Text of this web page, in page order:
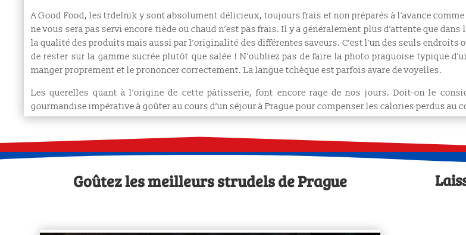
A Good Food, les trdelnik y sont absolument délicieux, toujours frais et non préparés à l’avance
ne vous sera pas servi encore tiède ou chaud n’est pas frais. Il y a généralement plus d’attente que
la qualité des produits mais aussi par l’originalité des différentes saveurs. C’est l’un des seuls
de rester sur la gamme sucrée plutôt que salée ! N’oubliez pas de faire la photo praguoise typique
manger proprement et le prononcer correctement. La langue tchèque est parfois avare de voyelles.
Les querelles quant à l’origine de cette pâtisserie, font encore rage de nos jours. Doit-on le
gourmandise impérative à goûter au cours d’un séjour à Prague pour compenser les calories perdus au
Goûtez les meilleurs strudels de Prague